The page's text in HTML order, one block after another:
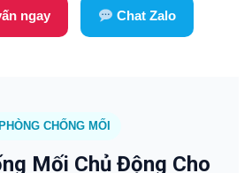
ngay Chat Zalo
PHÒNG CHỐNG MỐI
Mối Chủ Động Cho